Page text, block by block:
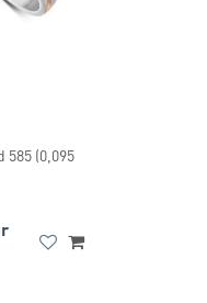
585 (0,095